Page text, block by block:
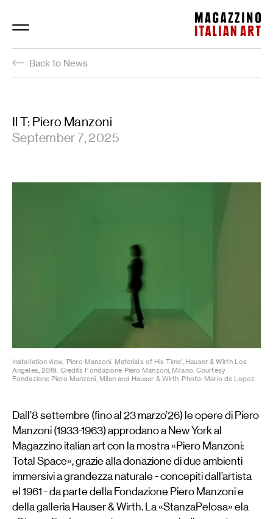
Magazzino Italian Art
Back to News
Il T: Piero Manzoni
September 7, 2025
Installation view, ‘Piero Manzoni. Materials of His Time’, Hauser & Wirth Los
Angeles, 2019. Credits Fondazione Piero Manzoni, Milano. Courtesy
Fondazione Piero Manzoni, Milan and Hauser & Wirth. Photo: Mario de Lopez.
Dall’8 settembre (fino al 23 marzo’26) le opere di Piero
Manzoni (1933-1963) approdano a New York al
Magazzino italian art con la mostra «Piero Manzoni:
Total Space», grazie alla donazione di due ambienti
immersivi a grandezza naturale - concepiti dall’artista
el 1961 - da parte della Fondazione Piero Manzoni e
della galleria Hauser & Wirth. La «StanzaPelosa» ela